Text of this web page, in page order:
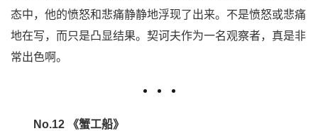
态中，他的愤怒和悲痛静静地浮现了出来。不是愤怒或悲痛
地在写，而只是凸显结果。契诃夫作为一名观察者，真是非
常出色啊。
No.12 《蟹工船》